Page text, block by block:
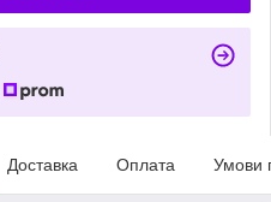
Доставка Оплата Умови